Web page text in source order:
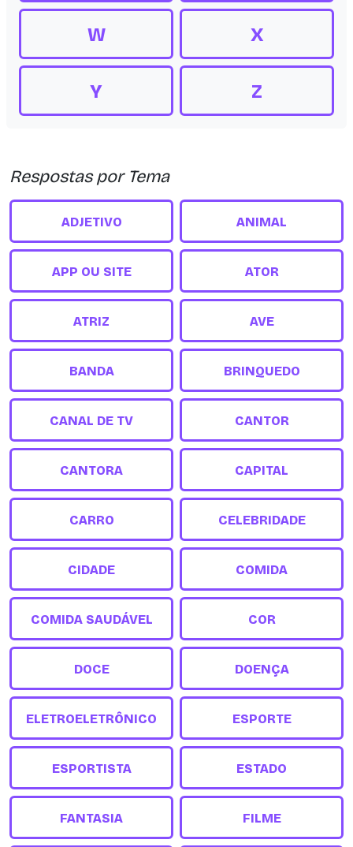
W X
Y Z
Respostas por Tema
ADJETIVO ANIMAL
APP OU SITE ATOR
ATRIZ AVE
BANDA BRINQUEDO
CANAL DE TV CANTOR
CANTORA CAPITAL
CARRO CELEBRIDADE
CIDADE COMIDA
COMIDA SAUDÁVEL COR
DOCE DOENÇA
ELETROELETRÔNICO ESPORTE
ESPORTISTA ESTADO
FANTASIA FILME